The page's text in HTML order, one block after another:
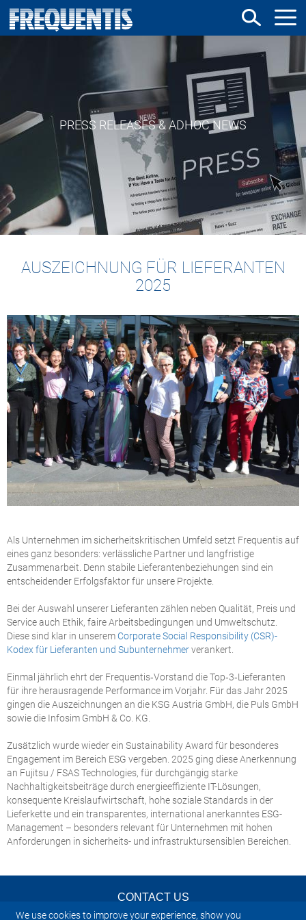
Direkt
zum
Inhalt
We use cookies to improve your experience, show you
PRESS RELEASES & ADHOC NEWS
AUSZEICHNUNG FÜR LIEFERANTEN
2025
Als Unternehmen im sicherheitskritischen Umfeld setzt Frequentis auf
eines ganz besonders: verlässliche Partner und langfristige
Zusammenarbeit. Denn stabile Lieferantenbeziehungen sind ein
entscheidender Erfolgsfaktor für unsere Projekte.
Bei der Auswahl unserer Lieferanten zählen neben Qualität, Preis und
Service auch Ethik, faire Arbeitsbedingungen und Umweltschutz.
Diese sind klar in unserem Corporate Social Responsibility (CSR)-
Kodex für Lieferanten und Subunternehmerverankert.
Einmal jährlich ehrt der Frequentis‑Vorstand die Top‑3‑Lieferanten
für ihre herausragende Performance im Vorjahr. Für das Jahr 2025
gingen die Auszeichnungen an die KSG Austria GmbH, die Puls GmbH
sowie die Infosim GmbH & Co. KG.
Zusätzlich wurde wieder ein Sustainability Award für besonderes
Engagement im Bereich ESG vergeben. 2025 ging diese Anerkennung
an Fujitsu / FSAS Technologies, für durchgängig starke
Nachhaltigkeitsbeiträge durch energieeffiziente IT-Lösungen,
konsequente Kreislaufwirtschaft, hohe soziale Standards in der
Lieferkette und ein transparentes, international anerkanntes ESG-
Management – besonders relevant für Unternehmen mit hohen
Anforderungen in sicherheits- und infrastruktursensiblen Bereichen.
CONTACT US